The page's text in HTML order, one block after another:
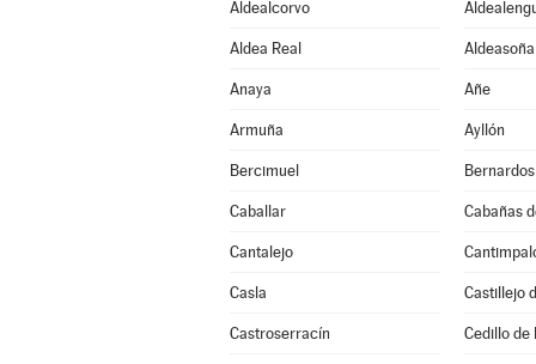
Aldealcorvo
Aldea Real Aldeasoña
Anaya Añe
Armuña Ayllón
Bercimuel Bernardos
Caballar Cabañas
Cantalejo
Casla Castillejo
Castroserracín Cedillo de